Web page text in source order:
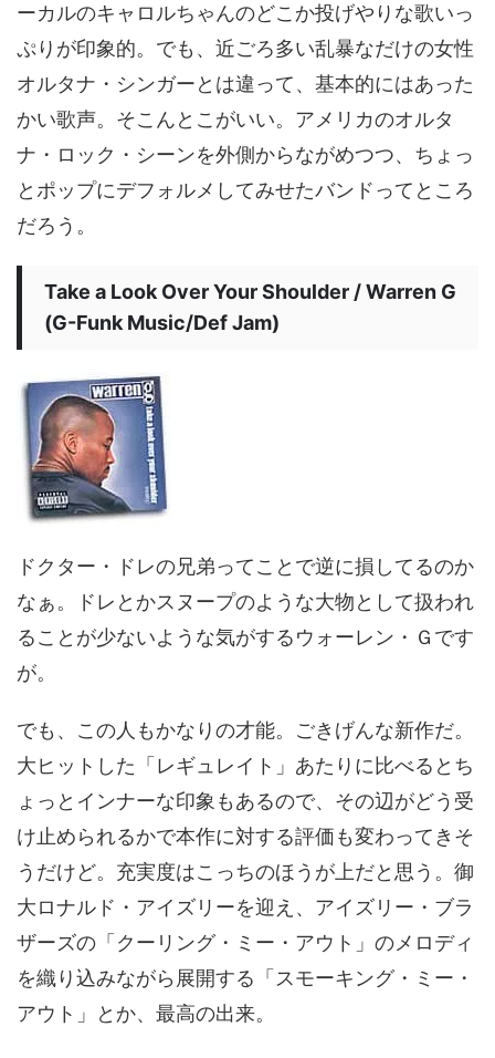
ーカルのキャロルちゃんのどこか投げやりな歌いっ
ぷりが印象的。でも、近ごろ多い乱暴なだけの女性
オルタナ・シンガーとは違って、基本的にはあった
かい歌声。そこんとこがいい。アメリカのオルタ
ナ・ロック・シーンを外側からながめつつ、ちょっ
とポップにデフォルメしてみせたバンドってところ
だろう。
Take a Look Over Your Shoulder / Warren G
(G-Funk Music/Def Jam)
ドクター・ドレの兄弟ってことで逆に損してるのか
なぁ。ドレとかスヌープのような大物として扱われ
ることが少ないような気がするウォーレン・Ｇです
が。
でも、この人もかなりの才能。ごきげんな新作だ。
大ヒットした「レギュレイト」あたりに比べるとち
ょっとインナーな印象もあるので、その辺がどう受
け止められるかで本作に対する評価も変わってきそ
うだけど。充実度はこっちのほうが上だと思う。御
大ロナルド・アイズリーを迎え、アイズリー・ブラ
ザーズの「クーリング・ミー・アウト」のメロディ
を織り込みながら展開する「スモーキング・ミー・
アウト」とか、最高の出来。